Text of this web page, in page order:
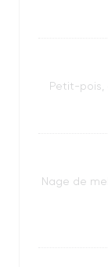
Petit-pois,
Nage de